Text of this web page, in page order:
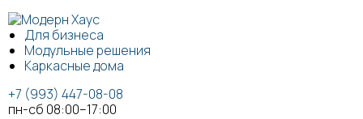
Для бизнеса
Модульные решения
Каркасные дома
+7 (993) 447-08-08
пн-сб 08:00–17:00